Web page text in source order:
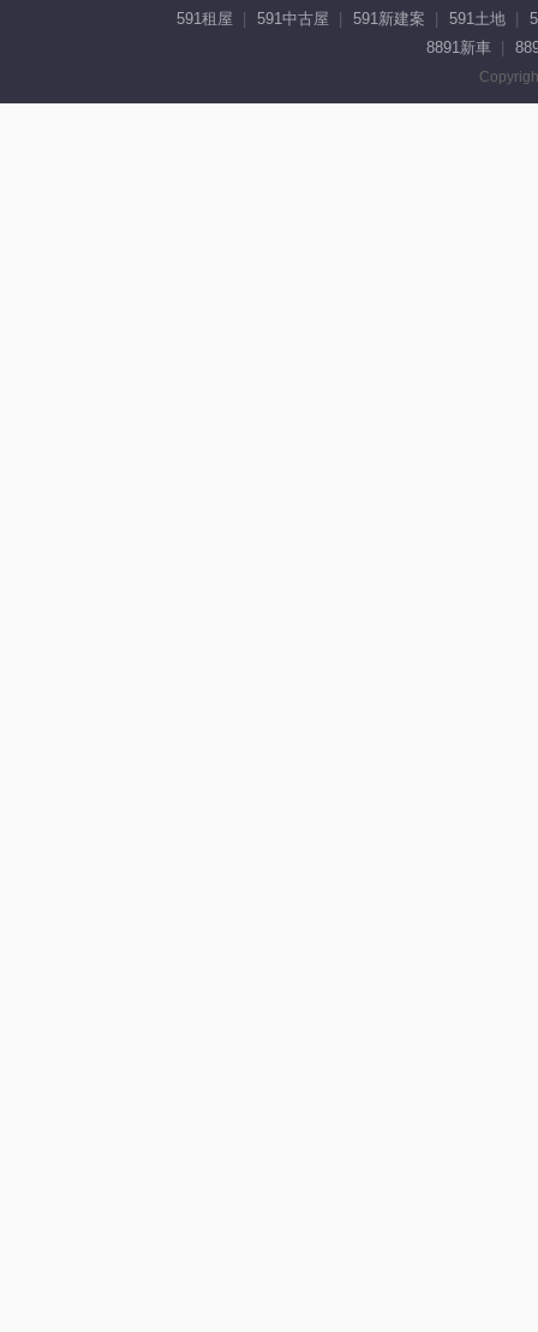
591租屋 591中古屋 591新建案 591土地
8891新車